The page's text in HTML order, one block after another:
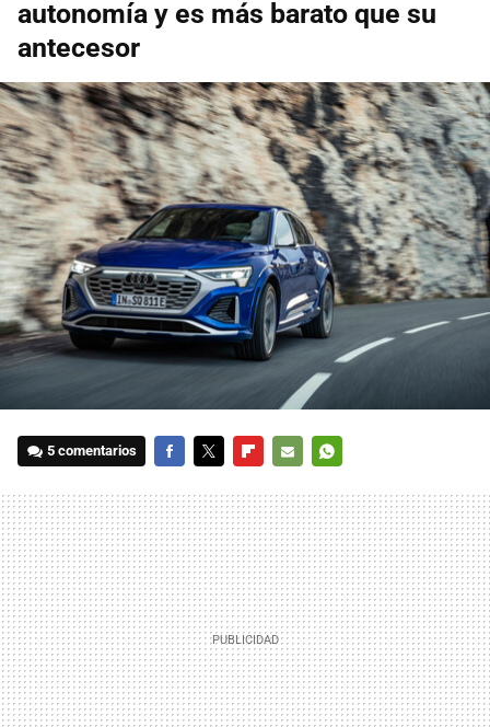
autonomía y es más barato que su
antecesor
5 comentarios
MAIL